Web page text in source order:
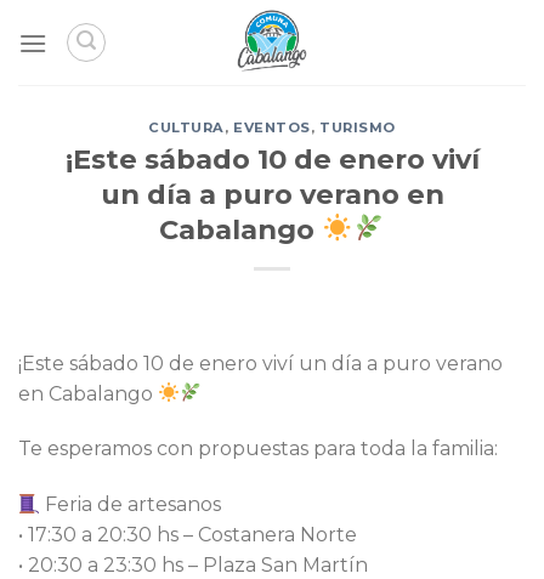
CULTURA, EVENTOS, TURISMO
¡Este sábado 10 de enero viví
un día a puro verano en
Cabalango
¡Este sábado 10 de enero viví un día a puro verano
en Cabalango
Te esperamos con propuestas para toda la familia:
Feria de artesanos
• 17:30 a 20:30 hs – Costanera Norte
• 20:30 a 23:30 hs – Plaza San Martín